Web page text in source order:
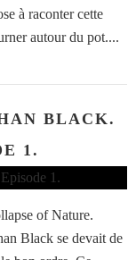
à raconter cette
autour du pot....
BLACK.
1.
of Nature.
Black se devait de